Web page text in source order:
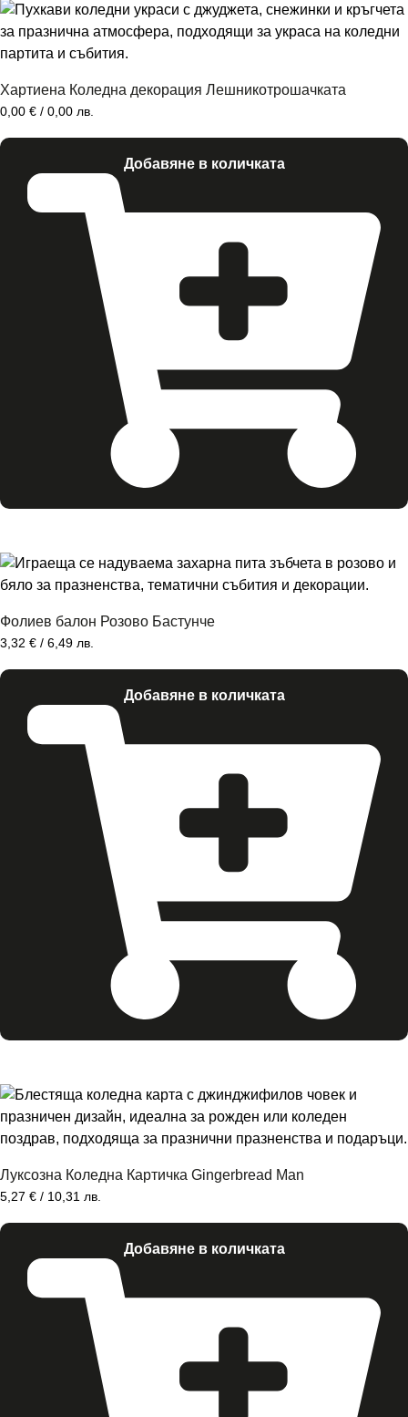
Хартиена Коледна декорация Лешникотрошачката
0,00 € / 0,00 лв.
Добавяне в количката
Фолиев балон Розово Бастунче
3,32 € / 6,49 лв.
Добавяне в количката
Луксозна Коледна Картичка Gingerbread Man
5,27 € / 10,31 лв.
Добавяне в количката